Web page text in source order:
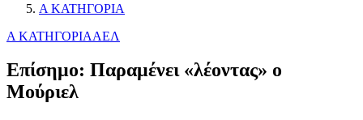
Α ΚΑΤΗΓΟΡΙΑ
Α ΚΑΤΗΓΟΡΙΑΑΕΛ
Επίσημο: Παραμένει «λέοντας» ο
Μούριελ